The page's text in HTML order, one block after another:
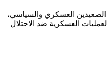
العسكري والسياسي،
العسكرية ضد الاحتلال